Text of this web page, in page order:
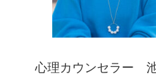
心理カウンセラー